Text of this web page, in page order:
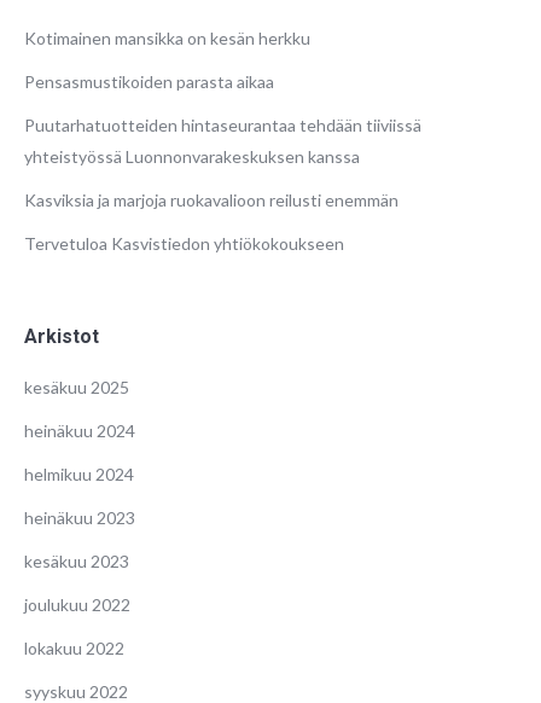
Kotimainen mansikka on kesän herkku
Pensasmustikoiden parasta aikaa
Puutarhatuotteiden hintaseurantaa tehdään tiiviissä
yhteistyössä Luonnonvarakeskuksen kanssa
Kasviksia ja marjoja ruokavalioon reilusti enemmän
Tervetuloa Kasvistiedon yhtiökokoukseen
Arkistot
kesäkuu 2025
heinäkuu 2024
helmikuu 2024
heinäkuu 2023
kesäkuu 2023
joulukuu 2022
lokakuu 2022
syyskuu 2022